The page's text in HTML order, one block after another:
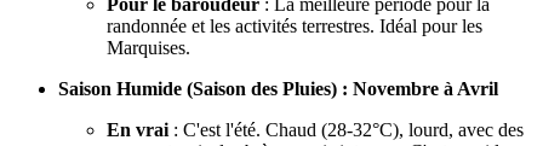
randonnée et les activités terrestres. Idéal pour les
Marquises.
Saison Humide (Saison des Pluies) : Novembre à Avril
En vrai : C'est l'été. Chaud (28-32°C), lourd, avec des